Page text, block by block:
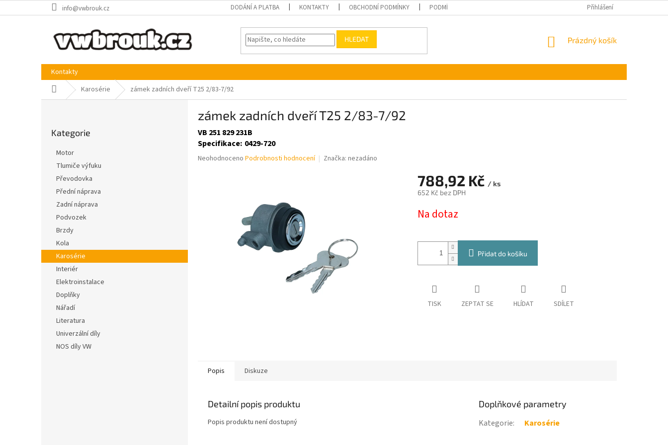
na
info@vwbrouk.cz DODÁNÍ A PLATBA KONTAKTY OBCHODNÍ PODMÍNKY PODMÍNKY OCHRANY OSOBNÍCH ÚDAJŮ Přihlášení
HLEDAT
NÁKUPNÍ
Prázdný košík
Kontakty
Domů Karosérie zámek zadních dveří T25 2/83-7/92
l
kategorie
Kategorie
Motor
Tlumiče výfuku
Převodovka
Přední náprava
Zadní náprava
Podvozek
Brzdy
Kola
Karosérie
Interiér
Elektroinstalace
Doplňky
Nářadí
Literatura
Univerzální díly
NOS díly VW
zámek zadních dveří T25 2/83-7/92
VB 251 829 231B
Specifikace: 0429-720
Průměrné
Neohodnoceno Podrobnosti hodnocení Značka: nezadáno
788,92 Kč / ks
652 Kč bez DPH
cena:
Na dotaz
Přidat do košíku
TISK ZEPTAT SE HLÍDAT SDÍLET
Popis Diskuze
Detailní popis produktu
Popis produktu není dostupný
Doplňkové parametry
Kategorie: Karosérie